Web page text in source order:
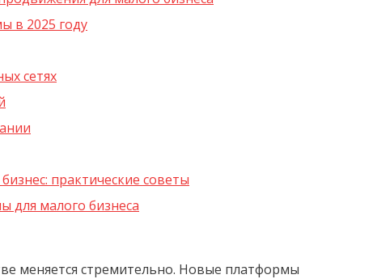
в 2025 году
сетях
практические советы
для малого бизнеса
меняется стремительно. Новые платформы